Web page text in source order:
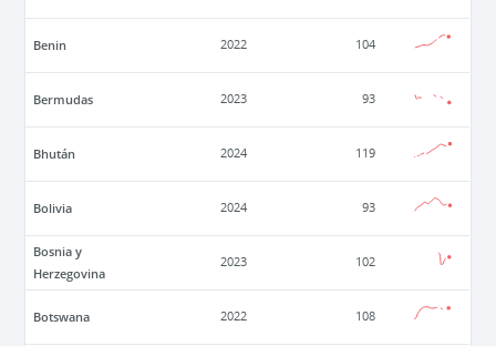
Benin 2022 104
Bermudas 2023 93
Bhután 2024 119
Bolivia 2024 93
Bosnia y
Herzegovina
2023 102
Botswana 2022 108